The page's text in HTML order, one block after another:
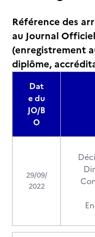
Référence des
au Journal
(enregistrement
diplôme,
Dat
e du
JO/B
O
29/09/
2022